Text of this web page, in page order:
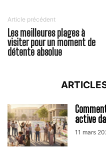
Article précédent
Les meilleures plages à
visiter pour un moment de
détente absolue
active
11 mars